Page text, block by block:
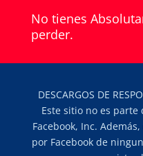
No tienes
perder.
DESCARGOS DE
Este sitio no es parte
Facebook, Inc.
por Facebook de